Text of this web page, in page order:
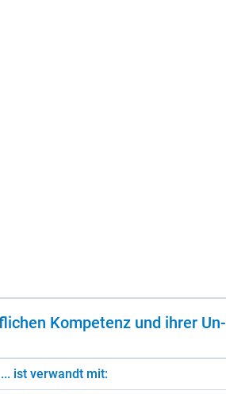
Kom­pe­tenz und ih­rer Un­
... ist verwandt mit: